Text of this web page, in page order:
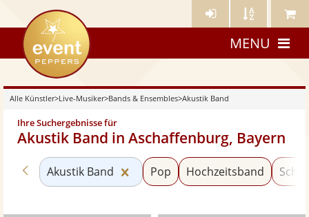
Künstler- Künstler Meine
eventpeppers
MENU
Alle Künstler>Live-Musiker>Bands & Ensembles>Akustik Band
Ihre Suchergebnisse für
Akustik Band in Aschaffenburg, Bayern
Zurück zu «Bands & Ensembles»
Akustik Band Kategorie «Akustik Band»
Pop Hochzeitsband